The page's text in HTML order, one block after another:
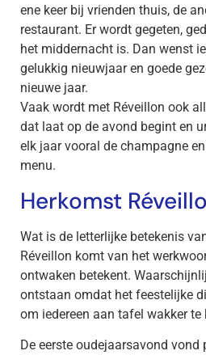
ene keer bij vrienden thuis, de
restaurant. Er wordt gegeten,
het middernacht is. Dan wenst
gelukkig nieuwjaar en goede
nieuwe jaar.
Vaak wordt met Réveillon ook
dat laat op de avond begint en
elk jaar vooral de champagne
menu.
Herkomst
Wat is de letterlijke betekenis
Réveillon komt van het
ontwaken betekent.
ontstaan omdat het feestelijke
om iedereen aan tafel wakker te
De eerste oudejaarsavond